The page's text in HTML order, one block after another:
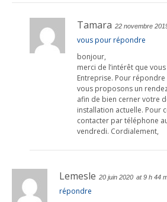
Tamara 22 novembre
vous pour répondre
bonjour,
merci de l’intérêt que
Entreprise. Pour
vous proposons un
afin de bien cerner votre
installation actuelle. Pour
contacter par téléphone
vendredi. Cordialement,
Lemesle 20 juin 2020 at 9 h 44
répondre